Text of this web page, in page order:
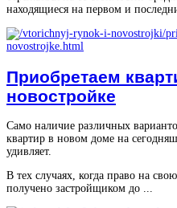
находящиеся на первом и
Приобретаем
новостройке
Само наличие различных
квартир в новом доме на
удивляет.
В тех случаях, когда право на
получено застройщиком до ...